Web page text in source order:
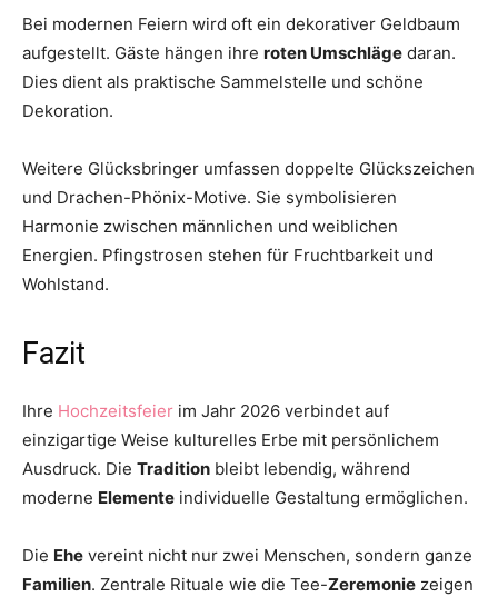
Bei modernen Feiern wird oft ein dekorativer Geldbaum
aufgestellt. Gäste hängen ihre roten Umschläge daran.
Dies dient als praktische Sammelstelle und schöne
Dekoration.
Weitere Glücksbringer umfassen doppelte Glückszeichen
und Drachen-Phönix-Motive. Sie symbolisieren
Harmonie zwischen männlichen und weiblichen
Energien. Pfingstrosen stehen für Fruchtbarkeit und
Wohlstand.
Fazit
Ihre Hochzeitsfeier im Jahr 2026 verbindet auf
einzigartige Weise kulturelles Erbe mit persönlichem
Ausdruck. Die Tradition bleibt lebendig, während
moderne Elemente individuelle Gestaltung ermöglichen.
Die Ehe vereint nicht nur zwei Menschen, sondern ganze
Familien. Zentrale Rituale wie die Tee-Zeremonie zeigen